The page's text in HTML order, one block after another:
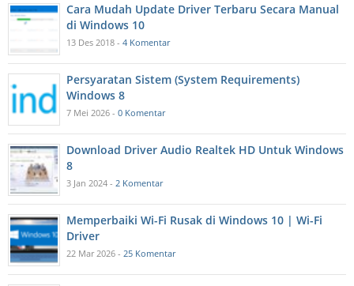
Cara Mudah Update Driver Terbaru Secara Manual
di Windows 10
13 Des 2018 - 4 Komentar
Persyaratan Sistem (System Requirements)
Windows 8
7 Mei 2026 - 0 Komentar
Download Driver Audio Realtek HD Untuk Windows
8
3 Jan 2024 - 2 Komentar
Memperbaiki Wi-Fi Rusak di Windows 10 | Wi-Fi
Driver
22 Mar 2026 - 25 Komentar